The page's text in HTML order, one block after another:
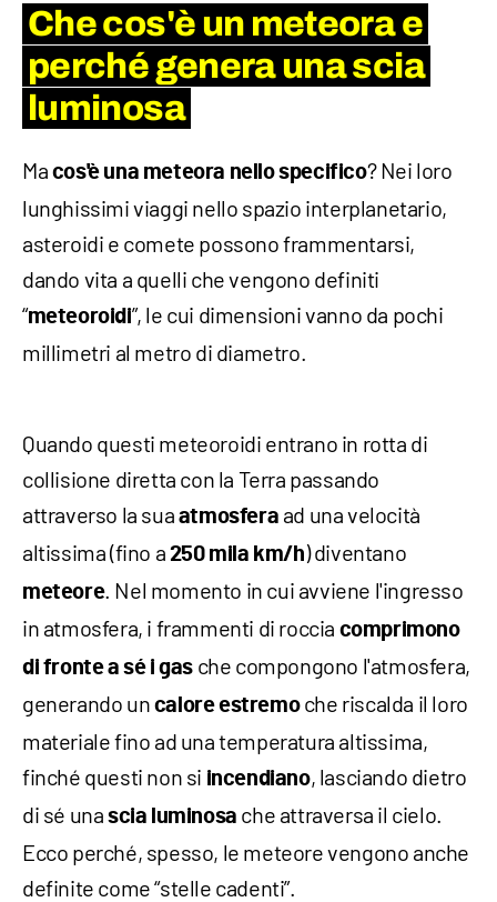
Che cos'è un meteora e
perché genera una scia
luminosa
Ma cos'è una meteora nello specifico? Nei loro
lunghissimi viaggi nello spazio interplanetario,
asteroidi e comete possono frammentarsi,
dando vita a quelli che vengono definiti
“meteoroidi”, le cui dimensioni vanno da pochi
millimetri al metro di diametro.
Quando questi meteoroidi entrano in rotta di
collisione diretta con la Terra passando
attraverso la sua atmosfera ad una velocità
altissima (fino a 250 mila km/h) diventano
meteore. Nel momento in cui avviene l'ingresso
in atmosfera, i frammenti di roccia comprimono
di fronte a sé i gas che compongono l'atmosfera,
generando un calore estremoche riscalda il loro
materiale fino ad una temperatura altissima,
finché questi non si incendiano, lasciando dietro
di sé una scia luminosa che attraversa il cielo.
Ecco perché, spesso, le meteore vengono anche
definite come “stelle cadenti”.